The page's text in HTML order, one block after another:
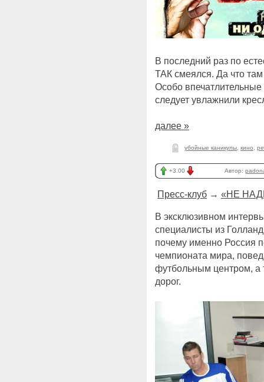
В последний раз по
ТАК смеялся. Да что
Особо впечатлительные
следует увлажнили
далее »
убойные каникулы кино
+3.00 Автор:
Пресс-клуб → «НЕ
В эксклюзивном
специалисты из
почему именно Россия
чемпионата мира,
футбольным центром, а
дорог.